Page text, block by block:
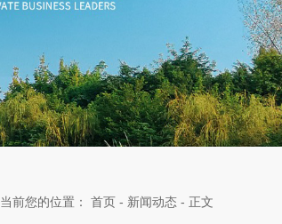
当前您的位置： 首页 - 新闻动态 - 正文